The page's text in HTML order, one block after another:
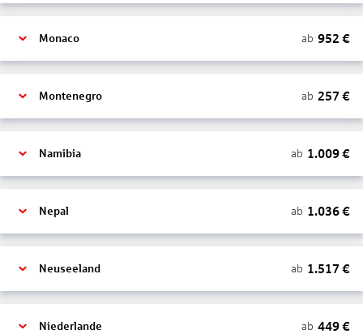
Monaco ab 952 €
Montenegro ab 257 €
Namibia ab 1.009€
Nepal ab 1.036€
Neuseeland ab 1.517 €
Niederlande ab 449€